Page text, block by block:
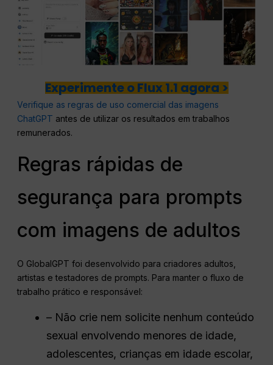
Experimente o Flux 1.1 agora >
Verifique as regras de uso comercial das imagens
ChatGPT antes de utilizar os resultados em trabalhos
remunerados.
Regras rápidas de
segurança para prompts
com imagens de adultos
O GlobalGPT foi desenvolvido para criadores adultos,
artistas e testadores de prompts. Para manter o fluxo de
trabalho prático e responsável:
– Não crie nem solicite nenhum conteúdo
sexual envolvendo menores de idade,
adolescentes, crianças em idade escolar,